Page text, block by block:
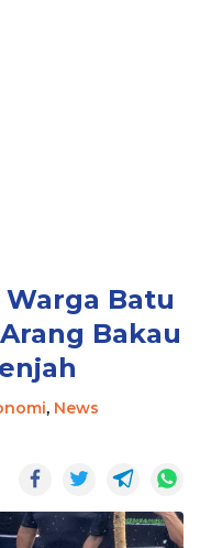
Batu
Bakau
, News